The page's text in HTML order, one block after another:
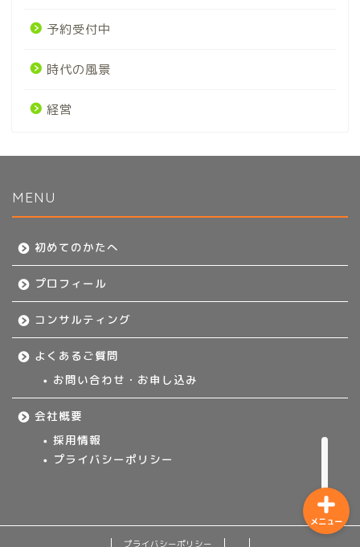
予約受付中
時代の風景
経営
MENU
初めてのかたへ
プロフィール
コンサルティング
よくあるご質問
お問い合わせ・お申し込み
会社概要
採用情報
プライバシーポリシー
プライバシーポリシー
メニュー